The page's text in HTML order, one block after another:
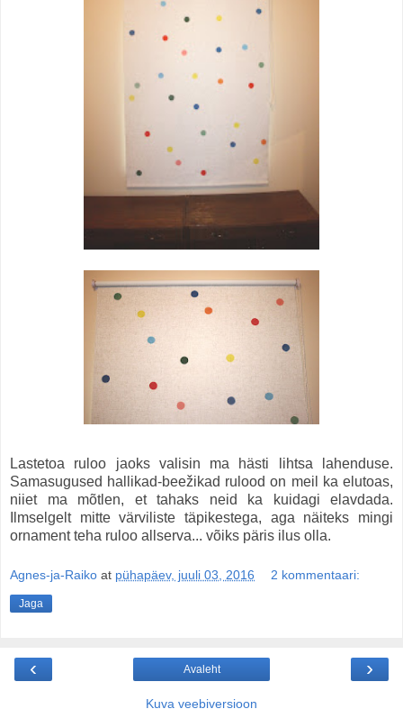
Lastetoa ruloo jaoks valisin ma hästi lihtsa lahenduse.
Samasugused hallikad-beežikad rulood on meil ka elutoas,
niiet ma mõtlen, et tahaks neid ka kuidagi elavdada.
Ilmselgelt mitte värviliste täpikestega, aga näiteks mingi
ornament teha ruloo allserva... võiks päris ilus olla.
Agnes-ja-Raiko at pühapäev, juuli 03, 2016 2 kommentaari:
Jaga
‹ ›
Avaleht
Kuva veebiversioon